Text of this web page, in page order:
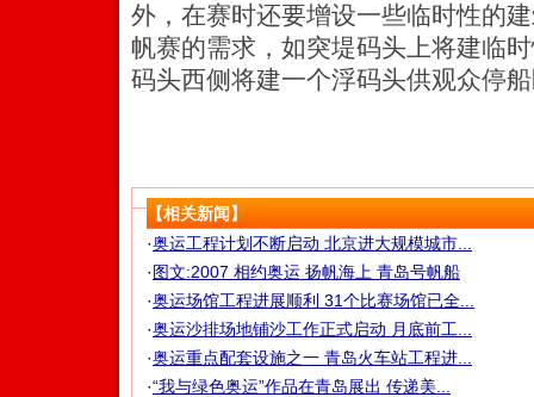
外，在赛时还要增设一些临时性的
帆赛的需求，如突堤码头上将建临
码头西侧将建一个浮码头供观众停
【相关新闻】
·奥运工程计划不断启动 北京进大规模城市...
·图文:2007 相约奥运 扬帆海上 青岛号帆船
·奥运场馆工程进展顺利 31个比赛场馆已全...
·奥运沙排场地铺沙工作正式启动 月底前工...
·奥运重点配套设施之一 青岛火车站工程进...
·“我与绿色奥运”作品在青岛展出 传递美...